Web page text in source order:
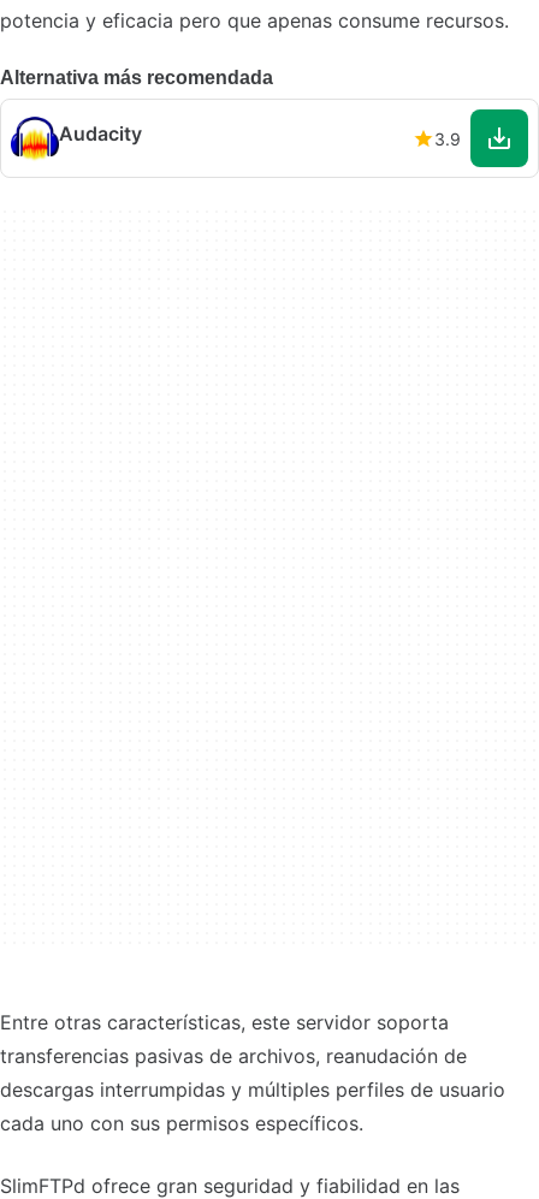
potencia y eficacia pero que apenas consume recursos.
Alternativa más recomendada
Audacity 3.9
Entre otras características, este servidor soporta
transferencias pasivas de archivos, reanudación de
descargas interrumpidas y múltiples perfiles de usuario
cada uno con sus permisos específicos.
SlimFTPd ofrece gran seguridad y fiabilidad en las